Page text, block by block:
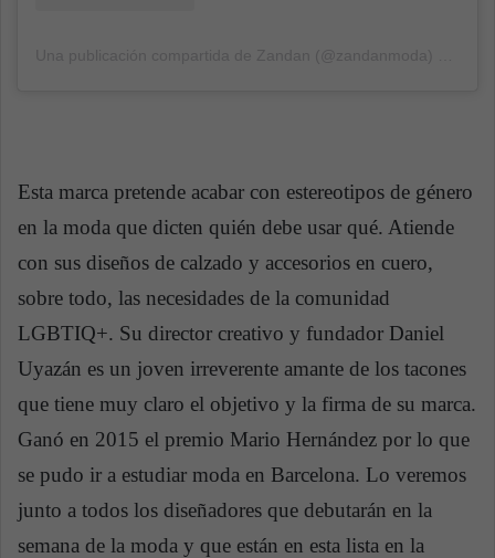
Esta marca pretende acabar con estereotipos de género
en la moda que dicten quién debe usar qué. Atiende
con sus diseños de calzado y accesorios en cuero,
sobre todo, las necesidades de la comunidad
LGBTIQ+. Su director creativo y fundador Daniel
Uyazán es un joven irreverente amante de los tacones
que tiene muy claro el objetivo y la firma de su marca.
Ganó en 2015 el premio Mario Hernández por lo que
se pudo ir a estudiar moda en Barcelona. Lo veremos
junto a todos los diseñadores que debutarán en la
semana de la moda y que están en esta lista en la